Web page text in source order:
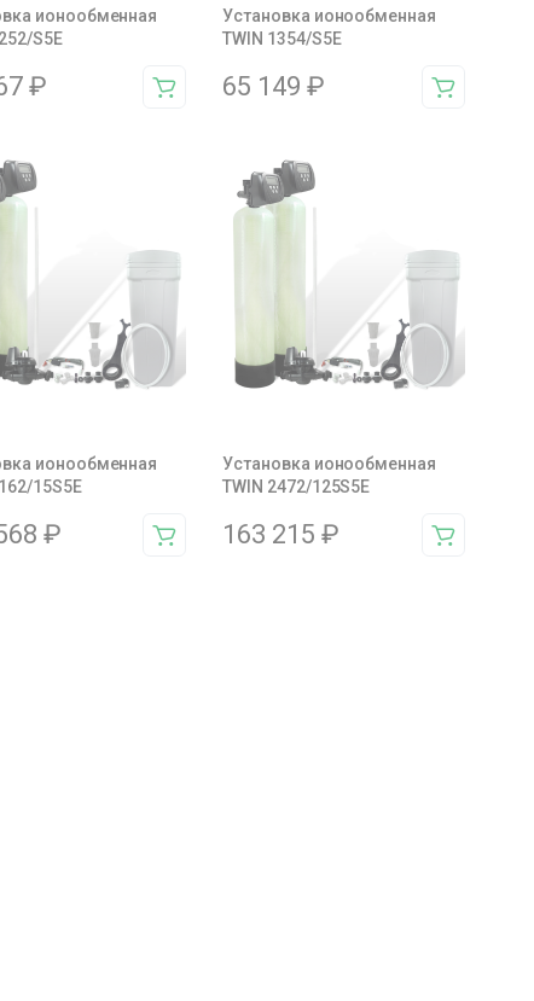
ионообменная
S5E
₽
Установка ионообменная
TWIN 1354/S5E
65 149₽
ионообменная
15S5E
₽
Установка ионообменная
TWIN 2472/125S5E
163 215₽